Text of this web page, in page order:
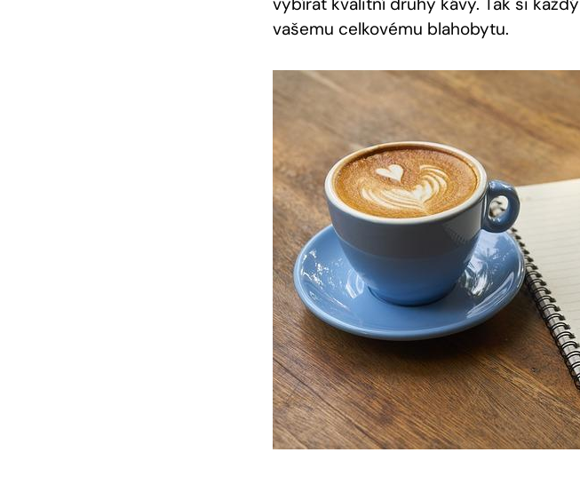
vašemu celkovému blahobytu.